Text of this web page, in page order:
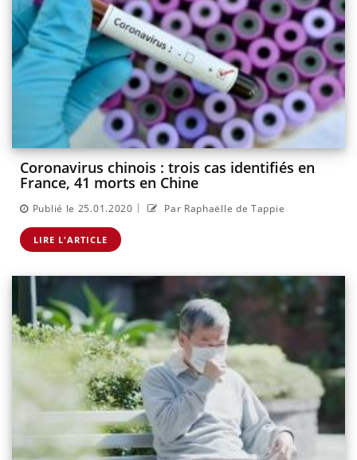
Coronavirus chinois : trois cas identifiés en
France, 41 morts en Chine
Publié le 25.01.2020 | Par Raphaëlle de Tappie
LIRE L'ARTICLE